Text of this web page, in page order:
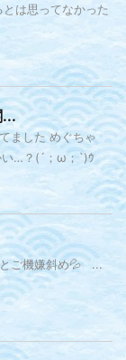
は思ってなかった
...
ました めぐちゃ
い…？(´；ω；`)ｳ
ご機嫌斜め💦 ...